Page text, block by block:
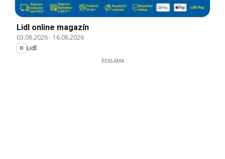
Lidl online magazín
03.08.2026- 16.08.2026
Lidl
REKLAMA